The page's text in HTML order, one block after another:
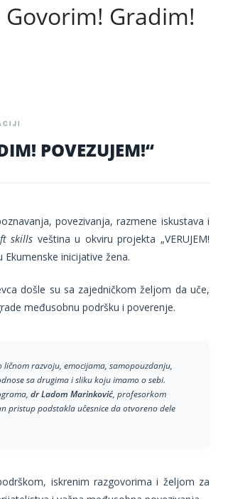
Gradim!
POVEZUJEM!“
povezivanja, razmene iskustava i
skills veština u okviru projekta „VERUJEM!
Ekumenske inicijative žena.
došle su sa zajedničkom željom da uče,
međusobnu podršku i poverenje.
razvoju, emocijama, samopouzdanju,
sa drugima i sliku koju imamo o sebi.
dr Ladom Marinković, profesorkom
pristup podstakla učesnice da otvoreno dele
iskrenim razgovorima i željom za